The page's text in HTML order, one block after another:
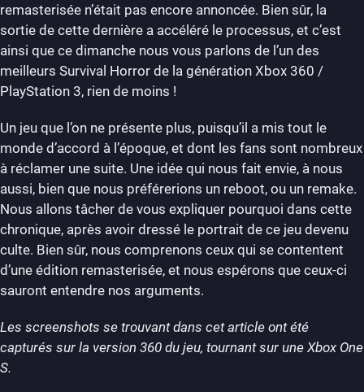
remasterisée n’était pas encore annoncée. Bien sûr, la
sortie de cette dernière a accéléré le processus, et c’est
ainsi que ce dimanche nous vous parlons de l’un des
meilleurs Survival Horror de la génération Xbox 360 /
PlayStation 3, rien de moins !
Un jeu que l’on ne présente plus, puisqu’il a mis tout le
monde d’accord à l’époque, et dont les fans sont nombreux
à réclamer une suite. Une idée qui nous fait envie, à nous
aussi, bien que nous préférerions un reboot, ou un remake.
Nous allons tâcher de vous expliquer pourquoi dans cette
chronique, après avoir dressé le portrait de ce jeu devenu
culte. Bien sûr, nous comprenons ceux qui se contentent
d’une édition remasterisée, et nous espérons que ceux-ci
sauront entendre nos arguments.
Les screenshots se trouvant dans cet article ont été
capturés sur la version 360 du jeu, tournant sur une Xbox One
S.